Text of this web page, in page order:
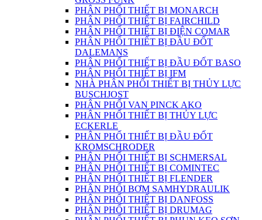
PHÂN PHỐI THIẾT BỊ MONARCH
PHÂN PHỐI THIẾT BỊ FAIRCHILD
PHÂN PHỐI THIẾT BỊ ĐIỆN COMAR
PHÂN PHỐI THIẾT BỊ ĐẦU ĐỐT
DALEMANS
PHÂN PHỐI THIẾT BỊ ĐẦU ĐỐT BASO
PHÂN PHỐI THIẾT BỊ IFM
NHÀ PHÂN PHỐI THIẾT BỊ THỦY LỰC
BUSCHJOST
PHÂN PHỐI VAN PINCK AKO
PHÂN PHỐI THIẾT BỊ THỦY LỰC
ECKERLE
PHÂN PHỐI THIẾT BỊ ĐẦU ĐỐT
KROMSCHRODER
PHÂN PHỐI THIẾT BỊ SCHMERSAL
PHÂN PHỐI THIẾT BỊ COMINTEC
PHÂN PHỐI THIẾT BỊ FLENDER
PHÂN PHỐI BƠM SAMHYDRAULIK
PHÂN PHỐI THIẾT BỊ DANFOSS
PHÂN PHỐI THIẾT BỊ DRUMAG